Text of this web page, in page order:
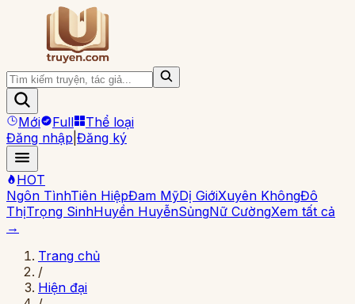
Mới Full
Thể loại
Đăng nhập Đăng ký
HOT
Ngôn TìnhTiên HiệpĐam MỹDị GiớiXuyên KhôngĐô
ThịTrọng SinhHuyền HuyễnSủngNữ CườngXem tất cả
→
Trang chủ
/
Hiện đại